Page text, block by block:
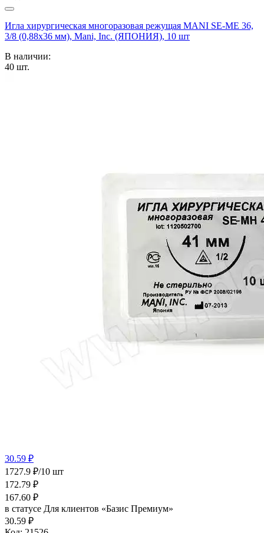
Игла хирургическая многоразовая режущая MANI SE-MЕ 36,
3/8 (0,88х36 мм), Mani, Inc. (ЯПОНИЯ), 10 шт
В наличии:
40 шт.
30.59 ₽
1727.9 ₽/10 шт
172.79 ₽
167.60 ₽
в статусе Для клиентов «Базис Премиум»
30.59 ₽